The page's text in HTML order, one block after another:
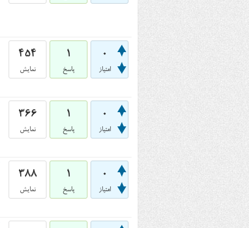
0
امتیاز
1
پاسخ
454
نمایش
0
امتیاز
1
پاسخ
366
نمایش
0
امتیاز
1
پاسخ
388
نمایش